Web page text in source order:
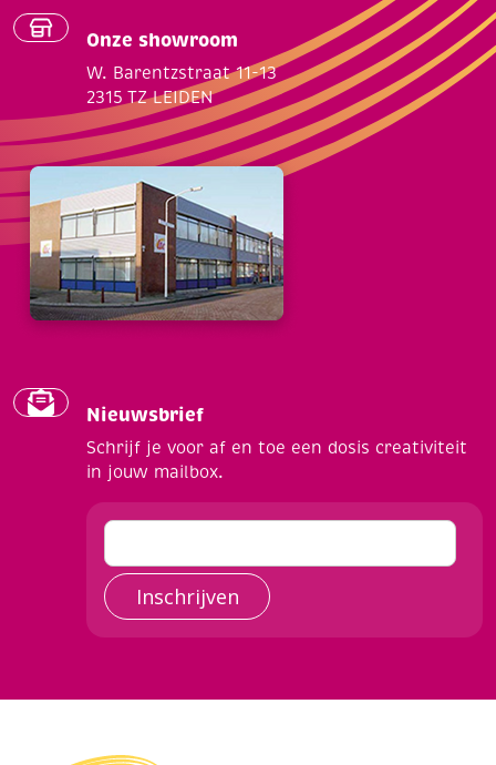
Onze showroom
W. Barentzstraat 11-13
2315 TZ LEIDEN
Nieuwsbrief
Schrijf je voor af en toe een dosis creativiteit
in jouw mailbox.
Inschrijven